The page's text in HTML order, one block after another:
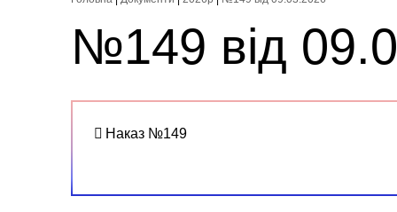
№149 від
Наказ №149